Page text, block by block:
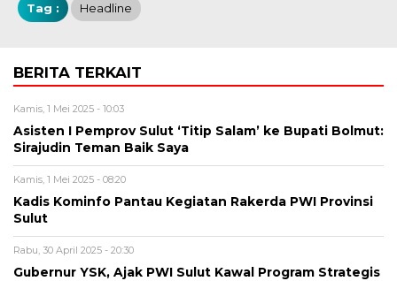
Tag : Headline
BERITA TERKAIT
Kamis, 1 Mei 2025 - 10:03
Asisten I Pemprov Sulut ‘Titip Salam’ ke Bupati Bolmut:
Sirajudin Teman Baik Saya
Kamis, 1 Mei 2025 - 08:20
Kadis Kominfo Pantau Kegiatan Rakerda PWI Provinsi
Sulut
Rabu, 30 April 2025 - 20:30
Gubernur YSK, Ajak PWI Sulut Kawal Program Strategis